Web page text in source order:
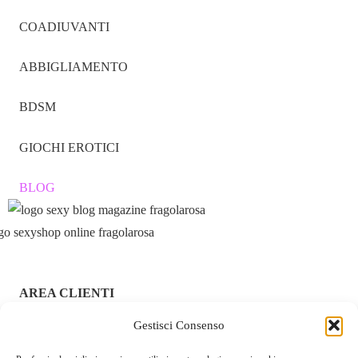
Gestisci Consenso
Allenamento Kegel Personalizzato!
COADIUVANTI
ABBIGLIAMENTO
BDSM
GIOCHI EROTICI
BLOG
AREA CLIENTI
ACCEDI / REGISTRATI